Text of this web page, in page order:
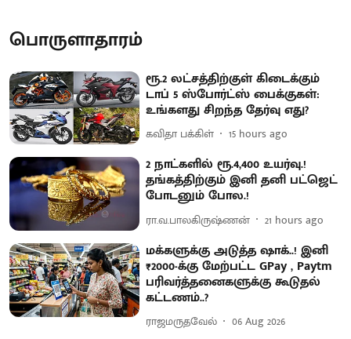
பொருளாதாரம்
ரூ.2 லட்சத்திற்குள் கிடைக்கும்
டாப் 5 ஸ்போர்ட்ஸ் பைக்குகள்:
உங்களது சிறந்த தேர்வு எது?
கவிதா பக்கிள் 15 hours ago
2 நாட்களில் ரூ.4,400 உயர்வு.!
தங்கத்திற்கும் இனி தனி பட்ஜெட்
போடனும் போல.!
ரா.வ.பாலகிருஷ்ணன் 21 hours ago
மக்களுக்கு அடுத்த ஷாக்..! இனி
₹2000-க்கு மேற்பட்ட GPay , Paytm
பரிவர்த்தனைகளுக்கு கூடுதல்
கட்டணம்..?
ராஜமருதவேல் 06 Aug 2026